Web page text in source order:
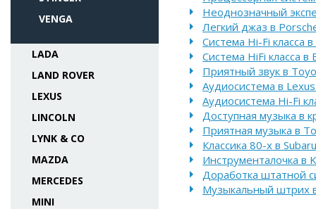
VENGA
LADA
LAND ROVER
LEXUS
LINCOLN
LYNK & CO
MAZDA
MERCEDES
MINI
Неоднозначный
Легкий джаз в
Система Hi-Fi класса
Система HiFi класса в
Приятный звук в
Аудиосистема в
Аудиосистема Hi-Fi
Доступная музыка в
Приятная музыка в
Классика 80-х в
Инструменталочка в
Доработка штатной
Музыкальный штрих